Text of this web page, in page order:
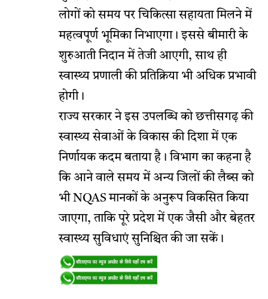
लोगों को समय पर चिकित्सा सहायता मिलने में
महत्वपूर्ण भूमिका निभाएगा। इससे बीमारी के
शुरुआती निदान में तेजी आएगी, साथ ही
स्वास्थ्य प्रणाली की प्रतिक्रिया भी अधिक प्रभावी
होगी।
राज्य सरकार ने इस उपलब्धि को छत्तीसगढ़ की
स्वास्थ्य सेवाओं के विकास की दिशा में एक
निर्णायक कदम बताया है। विभाग का कहना है
कि आने वाले समय में अन्य जिलों की लैब्स को
भी NQAS मानकों के अनुरूप विकसित किया
जाएगा, ताकि पूरे प्रदेश में एक जैसी और बेहतर
स्वास्थ्य सुविधाएं सुनिश्चित की जा सकें।